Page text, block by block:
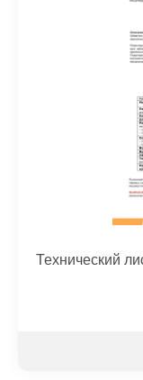
Технический